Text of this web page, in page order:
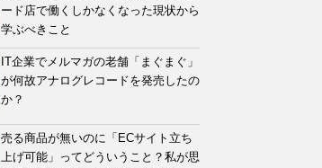
ード店で働くしかなくなった現状から
学ぶべきこと
IT企業でメルマガの老舗「まぐまぐ」
が何故アナログレコードを発売したの
か？
売る商品が無いのに「ECサイト立ち
上げ可能」ってどういうこと？私が思